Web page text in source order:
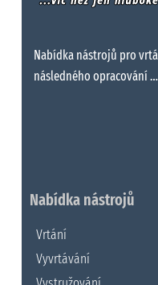
Nabídka nástrojů pro
následného opracování …
Nabídka nástrojů
Vrtání
Vyvrtávání